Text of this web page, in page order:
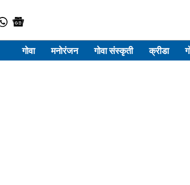
गोवा मनोरंजन गोवा संस्कृती क्रीडा